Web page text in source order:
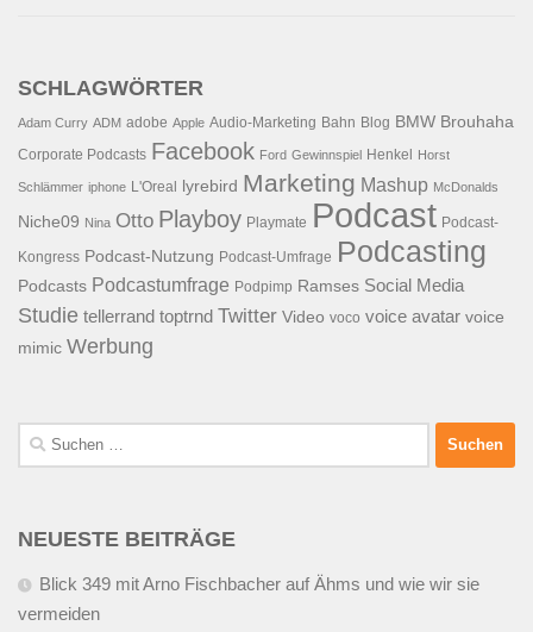
SCHLAGWÖRTER
Adam Curry ADM adobe Apple Audio-Marketing Bahn Blog BMW Brouhaha
Corporate Podcasts Facebook Ford Gewinnspiel Henkel Horst
Schlämmer iphone L'Oreal lyrebird Marketing Mashup McDonalds
Niche09 Nina Otto Playboy Playmate Podcast Podcast-
Kongress Podcast-Nutzung Podcast-Umfrage Podcasting
Podcasts Podcastumfrage Podpimp Ramses Social Media
Studie tellerrand toptrnd Twitter Video voco voice avatar voice
mimic Werbung
Suchen
nach:
NEUESTE BEITRÄGE
Blick 349 mit Arno Fischbacher auf Ähms und wie wir sie
vermeiden